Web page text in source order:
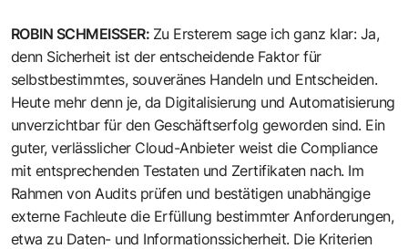
ROBIN SCHMEISSER: Zu Ersterem sage ich ganz klar: Ja,
denn Sicherheit ist der entscheidende Faktor für
selbstbestimmtes, souveränes Handeln und Entscheiden.
Heute mehr denn je, da Digitalisierung und Automatisierung
unverzichtbar für den Geschäftserfolg geworden sind. Ein
guter, verlässlicher Cloud-Anbieter weist die Compliance
mit entsprechenden Testaten und Zertifikaten nach. Im
Rahmen von Audits prüfen und bestätigen unabhängige
externe Fachleute die Erfüllung bestimmter Anforderungen,
etwa zu Daten- und Informationssicherheit. Die Kriterien